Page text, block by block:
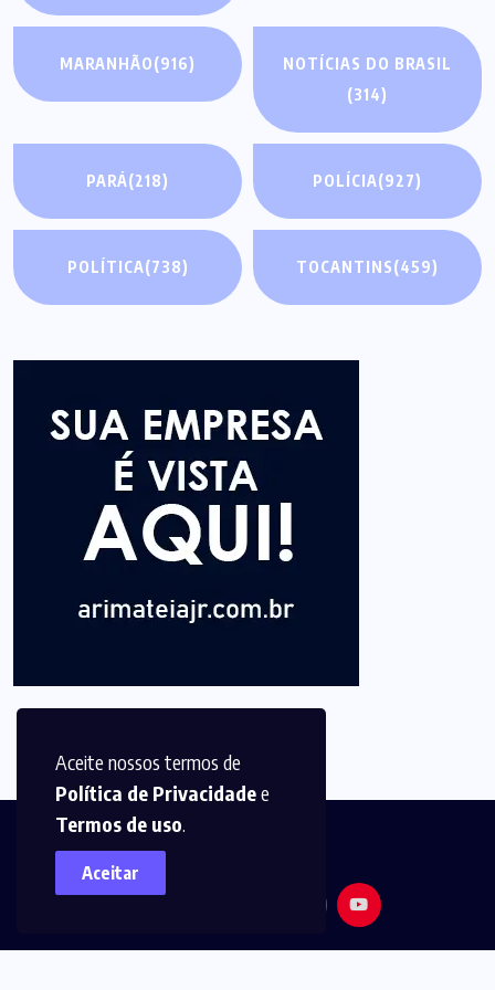
Aceite nossos termos de
Política de Privacidadee
Termos de uso.
Aceitar
MARANHÃO(916)
NOTÍCIAS DO BRASIL
(314)
PARÁ(218) POLÍCIA(927)
POLÍTICA(738) TOCANTINS(459)